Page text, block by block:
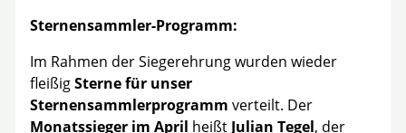
Sternensammler-Programm:
Im Rahmen der Siegerehrung wurden wieder
fleißigSterne für unser
Sternensammlerprogramm verteilt. Der
Monatssieger im April heißt Julian Tegel, der